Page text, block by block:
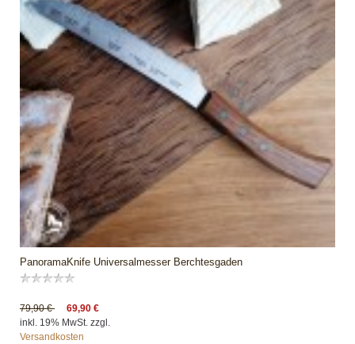
PanoramaKnife Universalmesser Berchtesgaden
79,90 €
69,90 €
inkl. 19% MwSt. zzgl.
Versandkosten